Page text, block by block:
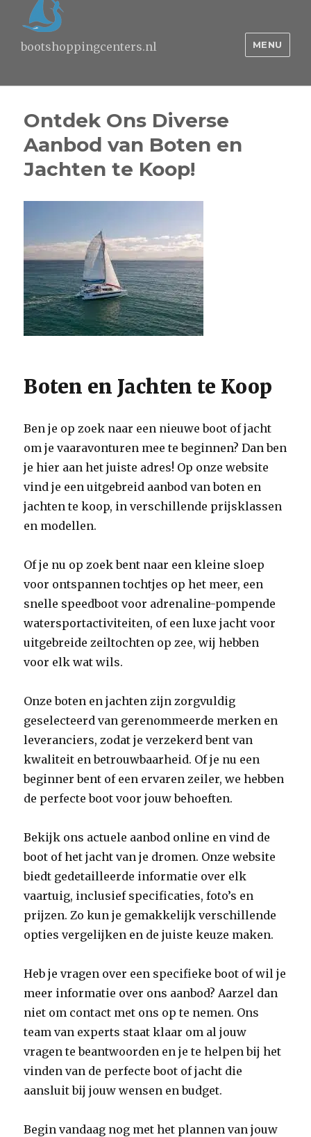
bootshoppingcenters.nl MENU
Ontdek Ons Diverse
Aanbod van Boten en
Jachten te Koop!
Boten en Jachten te Koop
Ben je op zoek naar een nieuwe boot of jacht
om je vaaravonturen mee te beginnen? Dan ben
je hier aan het juiste adres! Op onze website
vind je een uitgebreid aanbod van boten en
jachten te koop, in verschillende prijsklassen
en modellen.
Of je nu op zoek bent naar een kleine sloep
voor ontspannen tochtjes op het meer, een
snelle speedboot voor adrenaline-pompende
watersportactiviteiten, of een luxe jacht voor
uitgebreide zeiltochten op zee, wij hebben
voor elk wat wils.
Onze boten en jachten zijn zorgvuldig
geselecteerd van gerenommeerde merken en
leveranciers, zodat je verzekerd bent van
kwaliteit en betrouwbaarheid. Of je nu een
beginner bent of een ervaren zeiler, we hebben
de perfecte boot voor jouw behoeften.
Bekijk ons actuele aanbod online en vind de
boot of het jacht van je dromen. Onze website
biedt gedetailleerde informatie over elk
vaartuig, inclusief specificaties, foto’s en
prijzen. Zo kun je gemakkelijk verschillende
opties vergelijken en de juiste keuze maken.
Heb je vragen over een specifieke boot of wil je
meer informatie over ons aanbod? Aarzel dan
niet om contact met ons op te nemen. Ons
team van experts staat klaar om al jouw
vragen te beantwoorden en je te helpen bij het
vinden van de perfecte boot of jacht die
aansluit bij jouw wensen en budget.
Begin vandaag nog met het plannen van jouw